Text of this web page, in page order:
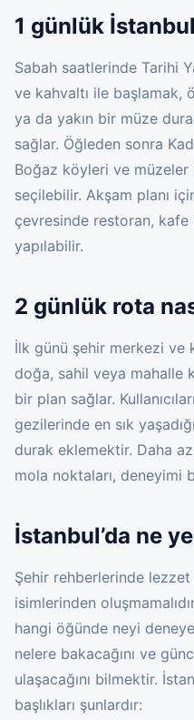
1 günlük
Sabah saatlerinde Tarihi
ve kahvaltı ile başlamak,
ya da yakın bir müze
sağlar. Öğleden sonra
Boğaz köyleri ve
seçilebilir. Akşam planı
çevresinde restoran, kafe
yapılabilir.
2 günlük rota
İlk günü şehir merkezi ve
doğa, sahil veya mahalle
bir plan sağlar.
gezilerinde en sık
durak eklemektir. Daha
mola noktaları, deneyimi
İstanbul’da ne
Şehir rehberlerinde
isimlerinden
hangi öğünde neyi
nelere bakacağını ve
ulaşacağını bilmektir.
başlıkları şunlardır: